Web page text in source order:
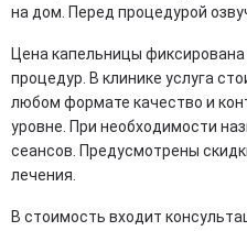
на дом. Перед процедурой
Цена капельницы фиксирована
процедур. В клинике услуга
любом формате качество и
уровне. При необходимости
сеансов. Предусмотрены
лечения.
В стоимость входит